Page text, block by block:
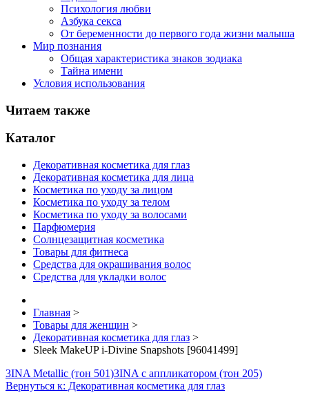
Психология любви
Азбука секса
От беременности до первого года жизни малыша
Мир познания
Общая характеристика знаков зодиака
Тайна имени
Условия использования
Читаем также
Каталог
Декоративная косметика для глаз
Декоративная косметика для лица
Косметика по уходу за лицом
Косметика по уходу за телом
Косметика по уходу за волосами
Парфюмерия
Солнцезащитная косметика
Товары для фитнеса
Средства для окрашивания волос
Средства для укладки волос
Главная >
Товары для женщин >
Декоративная косметика для глаз >
Sleek MakeUP i-Divine Snapshots [96041499]
3INA Metallic (тон 501)3INA с аппликатором (тон 205)
Вернуться к: Декоративная косметика для глаз